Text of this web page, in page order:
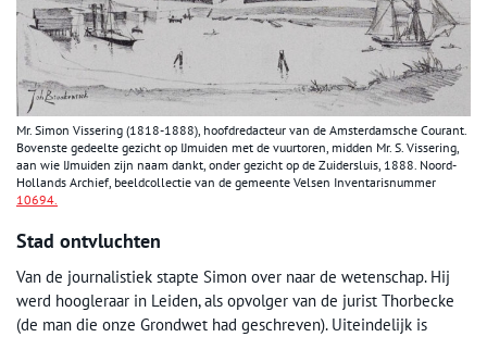
Mr. Simon Vissering (1818-1888), hoofdredacteur van de Amsterdamsche Courant.
Bovenste gedeelte gezicht op IJmuiden met de vuurtoren, midden Mr. S. Vissering,
aan wie IJmuiden zijn naam dankt, onder gezicht op de Zuidersluis, 1888. Noord-
Hollands Archief, beeldcollectie van de gemeente Velsen Inventarisnummer
10694.
Stad ontvluchten
Van de journalistiek stapte Simon over naar de wetenschap. Hij
werd hoogleraar in Leiden, als opvolger van de jurist Thorbecke
(de man die onze Grondwet had geschreven). Uiteindelijk is